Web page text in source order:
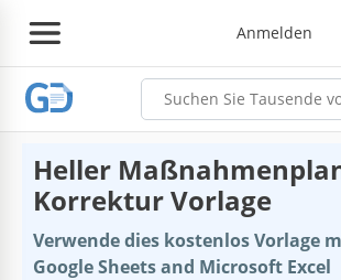
Anmelden
Heller
Korrektur Vorlage
Verwende dies kostenlos Vorlage
Google Sheets and Microsoft Excel